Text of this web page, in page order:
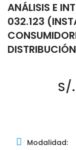
ANÁLISIS E
032.123
S/
Modalidad: